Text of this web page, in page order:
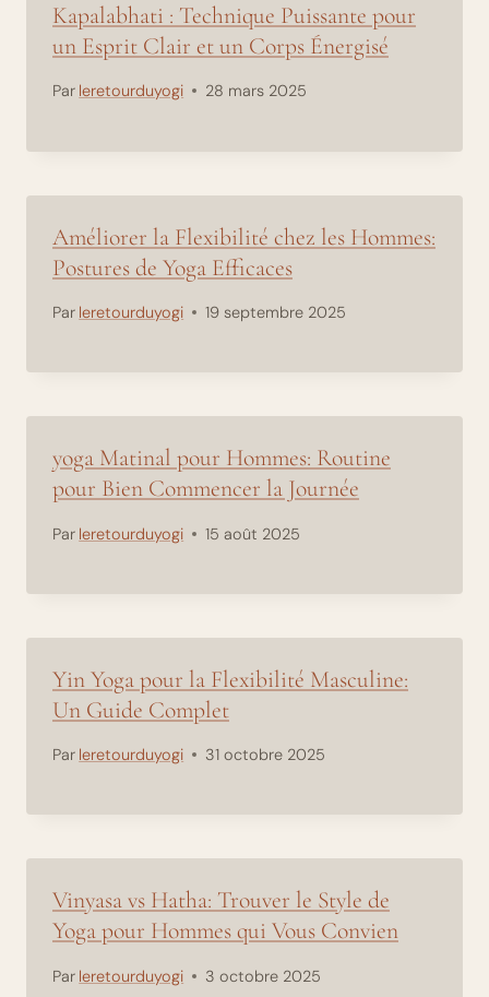
Kapalabhati : Technique Puissante pour
un Esprit Clair et un Corps Énergisé
Par leretourduyogi 28 mars 2025
Améliorer la Flexibilité chez les Hommes:
Postures de Yoga Efficaces
Par leretourduyogi 19 septembre 2025
yoga Matinal pour Hommes: Routine
pour Bien Commencer la Journée
Par leretourduyogi 15 août 2025
Yin Yoga pour la Flexibilité Masculine:
Un Guide Complet
Par leretourduyogi 31 octobre 2025
Vinyasa vs Hatha: Trouver le Style de
Yoga pour Hommes qui Vous Convien
Par leretourduyogi 3 octobre 2025